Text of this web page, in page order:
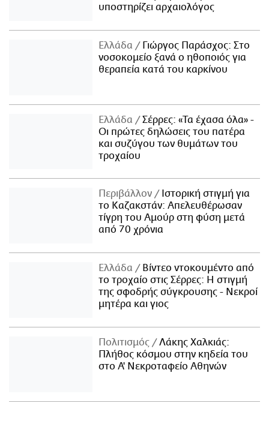
υποστηρίζει αρχαιολόγος
Ελλάδα
Γιώργος Παράσχος: Στο
νοσοκομείο ξανά ο ηθοποιός για
θεραπεία κατά του καρκίνου
Ελλάδα
Σέρρες: «Τα έχασα όλα» -
Οι πρώτες δηλώσεις του πατέρα
και συζύγου των θυμάτων του
τροχαίου
Περιβάλλον
Ιστορική στιγμή για
το Καζακστάν: Απελευθέρωσαν
τίγρη του Αμούρ στη φύση μετά
από 70 χρόνια
Ελλάδα
Βίντεο ντοκουμέντο από
το τροχαίο στις Σέρρες: Η στιγμή
της σφοδρής σύγκρουσης - Νεκροί
μητέρα και γιος
Πολιτισμός
Λάκης Χαλκιάς:
Πλήθος κόσμου στην κηδεία του
στο Α' Νεκροταφείο Αθηνών